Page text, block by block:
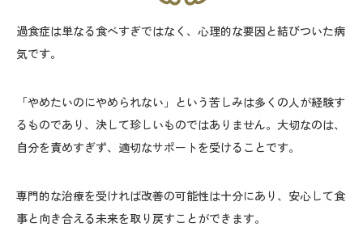
過食症は単なる食べすぎではなく、心理的な要因と結びついた病
気です。
「やめたいのにやめられない」という苦しみは多くの人が経験す
るものであり、決して珍しいものではありません。大切なのは、
自分を責めすぎず、適切なサポートを受けることです。
専門的な治療を受ければ改善の可能性は十分にあり、安心して食
事と向き合える未来を取り戻すことができます。